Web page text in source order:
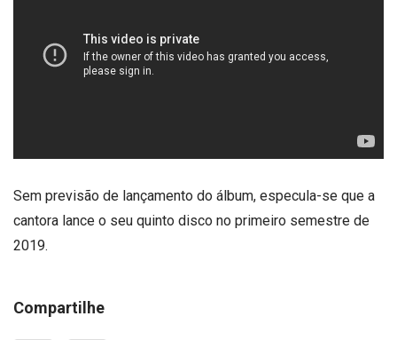
Sem previsão de lançamento do álbum, especula-se que a
cantora lance o seu quinto disco no primeiro semestre de
2019.
Compartilhe